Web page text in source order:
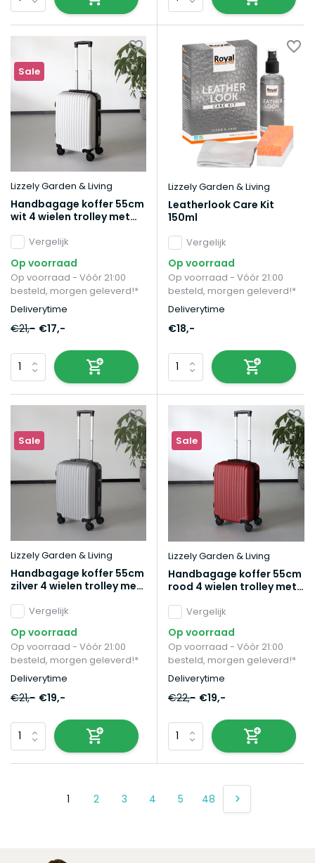
Sale
Lizzely Garden & Living
Handbagage koffer 55cm
wit 4 wielen trolley met
Vergelijk
Op voorraad
Op voorraad - Vóór 21:00
besteld, morgen geleverd!*
Deliverytime
€21,- €17,-
Lizzely Garden & Living
Leatherlook Care Kit
150ml
Vergelijk
Op voorraad
Op voorraad - Vóór 21:00
besteld, morgen geleverd!*
Deliverytime
€18,-
Sale
Lizzely Garden & Living
Handbagage koffer 55cm
zilver 4 wielen trolley met
Vergelijk
Op voorraad
Op voorraad - Vóór 21:00
besteld, morgen geleverd!*
Deliverytime
€21,- €19,-
Sale
Lizzely Garden & Living
Handbagage koffer 55cm
rood 4 wielen trolley met
Vergelijk
Op voorraad
Op voorraad - Vóór 21:00
besteld, morgen geleverd!*
Deliverytime
€22,- €19,-
1 2 3 4 5 48